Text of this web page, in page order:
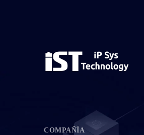
COMPAÑÍA